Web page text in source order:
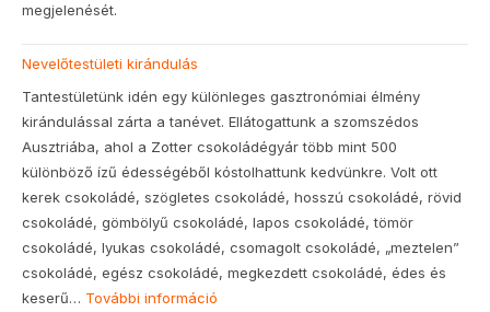
megjelenését.
Nevelőtestületi kirándulás
Tantestületünk idén egy különleges gasztronómiai élmény
kirándulással zárta a tanévet. Ellátogattunk a szomszédos
Ausztriába, ahol a Zotter csokoládégyár több mint 500
különböző ízű édességéből kóstolhattunk kedvünkre. Volt ott
kerek csokoládé, szögletes csokoládé, hosszú csokoládé, rövid
csokoládé, gömbölyű csokoládé, lapos csokoládé, tömör
csokoládé, lyukas csokoládé, csomagolt csokoládé, „meztelen”
csokoládé, egész csokoládé, megkezdett csokoládé, édes és
keserű… További információ